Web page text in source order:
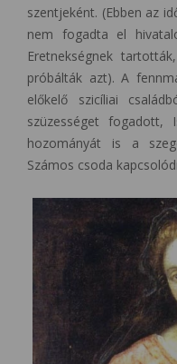
szentjeként. (Ebben az
nem fogadta el
Eretnekségnek
próbálták azt). A
előkelő szicíliai
szüzességet fogadott,
hozományát is a
Számos csoda